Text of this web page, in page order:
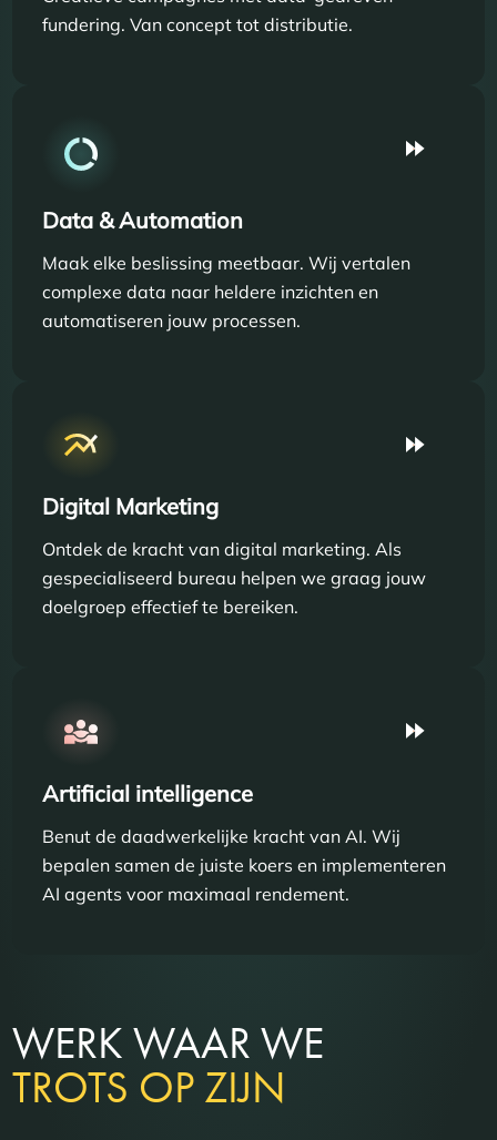
fundering. Van concept tot distributie.
Data & Automation
Maak elke beslissing meetbaar. Wij vertalen
complexe data naar heldere inzichten en
automatiseren jouw processen.
Digital Marketing
Ontdek de kracht van digital marketing. Als
gespecialiseerd bureau helpen we graag jouw
doelgroep effectief te bereiken.
Artificial intelligence
Benut de daadwerkelijke kracht van AI. Wij
bepalen samen de juiste koers en implementeren
AI agents voor maximaal rendement.
WERK WAAR WE
TROTS OP ZIJN